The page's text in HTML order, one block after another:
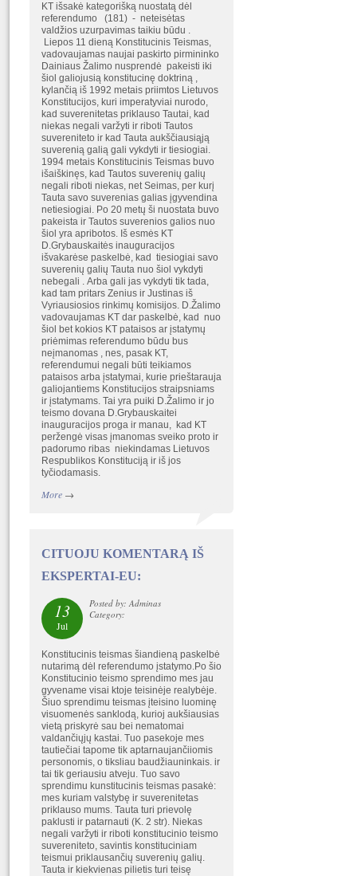
KT išsakė kategorišką nuostatą dėl
referendumo (181) - neteisėtas
valdžios uzurpavimas taikiu būdu .
Liepos 11 dieną Konstitucinis Teismas,
vadovaujamas naujai paskirto pirmininko
Dainiaus Žalimo nusprendė pakeisti iki
šiol galiojusią konstitucinę doktriną ,
kylančią iš 1992 metais priimtos Lietuvos
Konstitucijos, kuri imperatyviai nurodo,
kad suverenitetas priklauso Tautai, kad
niekas negali varžyti ir riboti Tautos
suvereniteto ir kad Tauta aukščiausiąją
suverenią galią gali vykdyti ir tiesiogiai.
1994 metais Konstitucinis Teismas buvo
išaiškinęs, kad Tautos suverenių galių
negali riboti niekas, net Seimas, per kurį
Tauta savo suverenias galias įgyvendina
netiesiogiai. Po 20 metų ši nuostata buvo
pakeista ir Tautos suverenios galios nuo
šiol yra apribotos. Iš esmės KT
D.Grybauskaitės inauguracijos
išvakarėse paskelbė, kad tiesiogiai savo
suverenių galių Tauta nuo šiol vykdyti
nebegali . Arba gali jas vykdyti tik tada,
kad tam pritars Zenius ir Justinas iš
Vyriausiosios rinkimų komisijos. D.Žalimo
vadovaujamas KT dar paskelbė, kad nuo
šiol bet kokios KT pataisos ar įstatymų
priėmimas referendumo būdu bus
neįmanomas , nes, pasak KT,
referendumui negali būti teikiamos
pataisos arba įstatymai, kurie prieštarauja
galiojantiems Konstitucijos straipsniams
ir įstatymams. Tai yra puiki D.Žalimo ir jo
teismo dovana D.Grybauskaitei
inauguracijos proga ir manau, kad KT
peržengė visas įmanomas sveiko proto ir
padorumo ribas niekindamas Lietuvos
Respublikos Konstituciją ir iš jos
tyčiodamasis.
More→
CITUOJU KOMENTARĄ IŠ
EKSPERTAI-EU:
13
Jul
Posted by: Adminas
Category:
Konstitucinis teismas šiandieną paskelbė
nutarimą dėl referendumo įstatymo.Po šio
Konstitucinio teismo sprendimo mes jau
gyvename visai ktoje teisinėje realybėje.
Šiuo sprendimu teismas įteisino luominę
visuomenės sanklodą, kurioj aukšiausias
vietą priskyrė sau bei nematomai
valdančiųjų kastai. Tuo pasekoje mes
tautiečiai tapome tik aptarnaujančiiomis
personomis, o tiksliau baudžiauninkais. ir
tai tik geriausiu atveju. Tuo savo
sprendimu kunstitucinis teismas pasakė:
mes kuriam valstybę ir suverenitetas
priklauso mums. Tauta turi prievolę
paklusti ir patarnauti (K. 2 str). Niekas
negali varžyti ir riboti konstitucinio teismo
suvereniteto, savintis konstituciniam
teismui priklausančių suverenių galių.
Tauta ir kiekvienas pilietis turi teisę